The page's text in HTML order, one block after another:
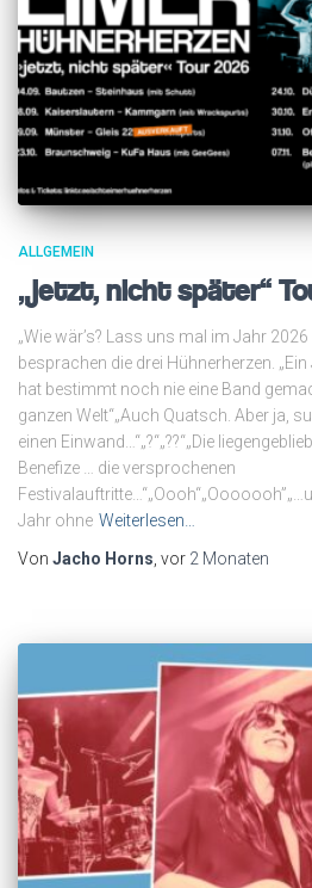
ALLGEMEIN
„jetzt, nicht später“
„Wie wär’s? Lass uns mal im Jahr
besprachen die drei Hühnerherzen.
hat bestimmt noch nie eine Band
ganzen Welt“„Auch Quatsch. Aber ja,
einen Einwand…“„?“„??“„Die
Benefize … die versprochenen
Jahr ohne Weiterlesen…
Von Jacho Horns, vor 2 Monaten